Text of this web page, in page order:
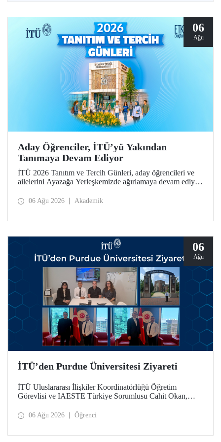
06
Ağu
Aday Öğrenciler, İTÜ’yü Yakından
Tanımaya Devam Ediyor
İTÜ 2026 Tanıtım ve Tercih Günleri, aday öğrencileri ve
ailelerini Ayazağa Yerleşkemizde ağırlamaya devam ediyor.
ilgili fakülte ve birimler adaylara bilgi vermeye devam
06 Ağu 2026 Akademik
06
Ağu
İTÜ’den Purdue Üniversitesi Ziyareti
İTÜ Uluslararası İlişkiler Koordinatörlüğü Öğretim
Görevlisi ve IAESTE Türkiye Sorumlusu Cahit Okan,
Temmuz tarihlerinde ABD’de dünyanın önde gelen
06 Ağu 2026 Öğrenci